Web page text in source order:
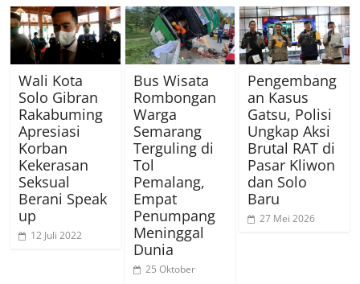
Wali Kota
Solo Gibran
Rakabuming
Apresiasi
Korban
Kekerasan
Seksual
Berani Speak
up
12 Juli 2022
Bus Wisata
Rombongan
Warga
Semarang
Terguling di
Tol
Pemalang,
Empat
Penumpang
Meninggal
Dunia
25 Oktober
Pengembang
an Kasus
Gatsu, Polisi
Ungkap Aksi
Brutal RAT di
Pasar Kliwon
dan Solo
Baru
27 Mei 2026